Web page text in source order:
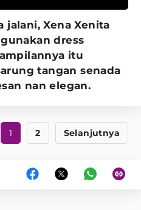
jalani, Xena Xenita
dress
itu
tangan senada
nan elegan.
1 2 Selanjutnya